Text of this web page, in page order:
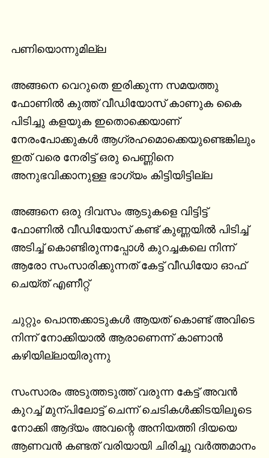
പണിയൊന്നുമില്ല
അങ്ങനെ വെറുതെ ഇരിക്കുന്ന സമയത്തു
ഫോണിൽ കുത്ത് വീഡിയോസ് കാണുക കൈ
പിടിച്ചു കളയുക ഇതൊക്കെയാണ്
നേരംപോക്കുകൾ ആഗ്രഹമൊക്കെയുണ്ടെങ്കിലും
ഇത് വരെ നേരിട്ട് ഒരു പെണ്ണിനെ
അനുഭവിക്കാനുള്ള ഭാഗ്യം കിട്ടിയിട്ടില്ല
അങ്ങനെ ഒരു ദിവസം ആടുകളെ വിട്ടിട്ട്
ഫോണിൽ വീഡിയോസ് കണ്ട് കുണ്ണയിൽ പിടിച്ച്
അടിച്ച് കൊണ്ടിരുന്നപ്പോൾ കുറച്ചകലെ നിന്ന്
ആരോ സംസാരിക്കുന്നത് കേട്ട് വീഡിയോ ഓഫ്
ചെയ്ത് എണീറ്റ്‌
ചുറ്റും പൊന്തക്കാടുകൾ ആയത് കൊണ്ട് അവിടെ
നിന്ന് നോക്കിയാൽ ആരാണെന്ന് കാണാൻ
കഴിയില്ലായിരുന്നു
സംസാരം അടുത്തടുത്ത് വരുന്ന കേട്ട് അവൻ
കുറച്ച് മുന്പിലോട്ട് ചെന്ന് ചെടികൾക്കിടയിലൂടെ
നോക്കി ആദ്യം അവന്റെ അനിയത്തി ദിയയെ
ആണവൻ കണ്ടത് വരിയായി ചിരിച്ചു വർത്തമാനം